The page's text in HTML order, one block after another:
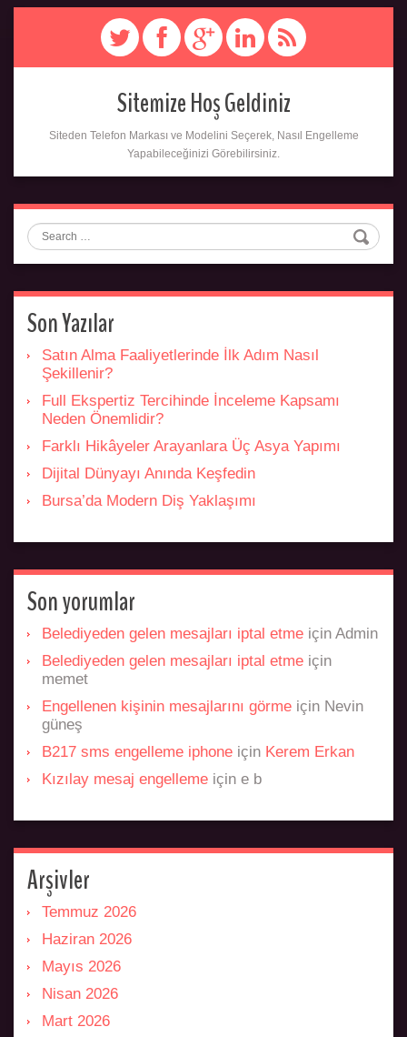
Sitemize Hoş Geldiniz
Siteden Telefon Markası ve Modelini Seçerek, Nasıl Engelleme
Yapabileceğinizi Görebilirsiniz.
Search
Son Yazılar
Satın Alma Faaliyetlerinde İlk Adım Nasıl
Şekillenir?
Full Ekspertiz Tercihinde İnceleme Kapsamı
Neden Önemlidir?
Farklı Hikâyeler Arayanlara Üç Asya Yapımı
Dijital Dünyayı Anında Keşfedin
Bursa’da Modern Diş Yaklaşımı
Son yorumlar
Belediyeden gelen mesajları iptal etme için Admin
Belediyeden gelen mesajları iptal etme için
memet
Engellenen kişinin mesajlarını görme için Nevin
güneş
B217 sms engelleme iphone için Kerem Erkan
Kızılay mesaj engelleme için e b
Arşivler
Temmuz 2026
Haziran 2026
Mayıs 2026
Nisan 2026
Mart 2026